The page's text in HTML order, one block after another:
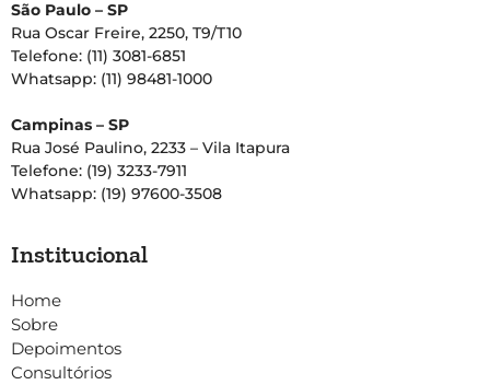
São Paulo – SP
Rua Oscar Freire, 2250, T9/T10
Telefone: (11) 3081-6851
Whatsapp: (11) 98481-1000
Campinas – SP
Rua José Paulino, 2233 – Vila Itapura
Telefone: (19) 3233-7911
Whatsapp: (19) 97600-3508
Institucional
Home
Sobre
Depoimentos
Consultórios